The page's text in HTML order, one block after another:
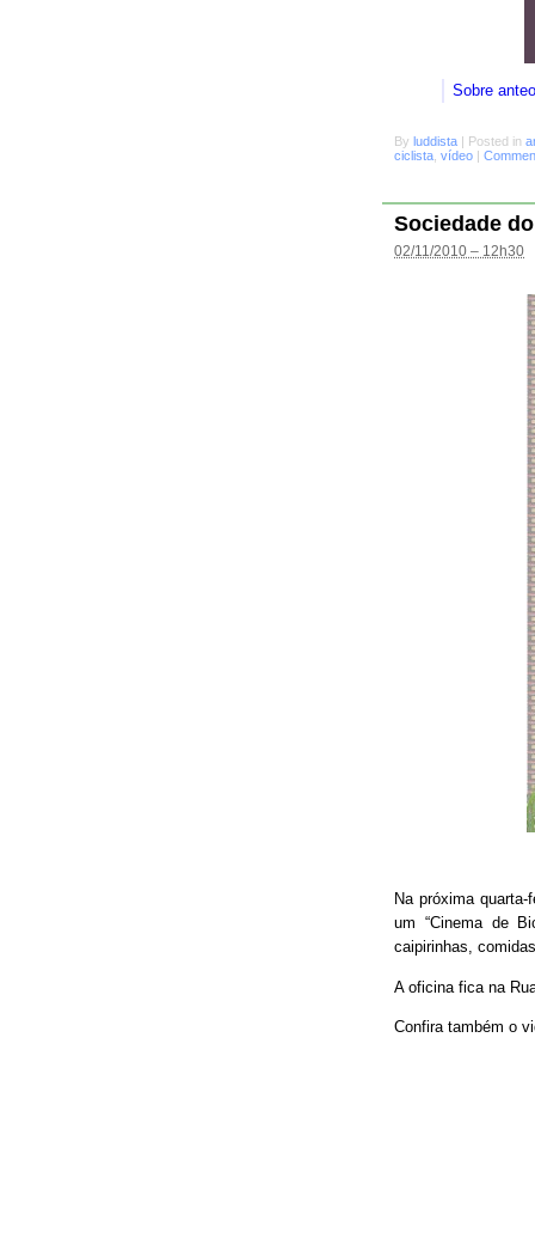
Sobre
By luddista Posted in
ciclista vídeo
Sociedade
02/11/2010 – 12h30
Na próxima
um “Cinema de
caipirinhas,
A oficina fica na
Confira também o